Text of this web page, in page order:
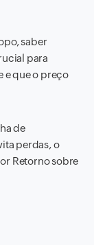
saber
para
e que o preço
de
perdas, o
Retorno sobre